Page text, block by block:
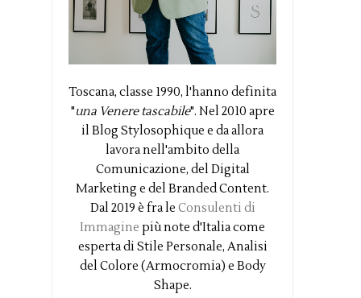
Toscana, classe 1990, l'hanno definita
"una Venere tascabile". Nel 2010 apre
il Blog Stylosophique e da allora
lavora nell'ambito della
Comunicazione, del Digital
Marketing e del Branded Content.
Dal 2019 è fra le Consulenti di
Immagine più note d'Italia come
esperta di Stile Personale, Analisi
del Colore (Armocromia) e Body
Shape.